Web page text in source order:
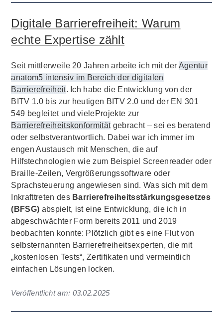
Digitale Barrierefreiheit: Warum
echte Expertise zählt
Seit mittlerweile 20 Jahren arbeite ich mit der Agentur
anatom5 intensiv im Bereich der digitalen
Barrierefreiheit. Ich habe die Entwicklung von der
BITV 1.0 bis zur heutigen BITV 2.0 und der EN 301
549 begleitet und vieleProjekte zur
Barrierefreiheitskonformitätgebracht – sei es beratend
oder selbstverantwortlich. Dabei war ich immer im
engen Austausch mit Menschen, die auf
Hilfstechnologien wie zum Beispiel Screenreader oder
Braille-Zeilen, Vergrößerungssoftware oder
Sprachsteuerung angewiesen sind. Was sich mit dem
Inkrafttreten des Barrierefreiheitsstärkungsgesetzes
(BFSG) abspielt, ist eine Entwicklung, die ich in
abgeschwächter Form bereits 2011 und 2019
beobachten konnte: Plötzlich gibt es eine Flut von
selbsternannten Barrierefreiheitsexperten, die mit
„kostenlosen Tests“, Zertifikaten und vermeintlich
einfachen Lösungen locken.
Veröffentlicht am: 03.02.2025